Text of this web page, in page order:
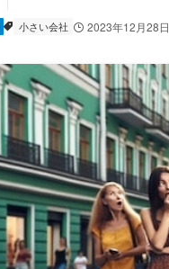
小さい会社 2023年12月28日